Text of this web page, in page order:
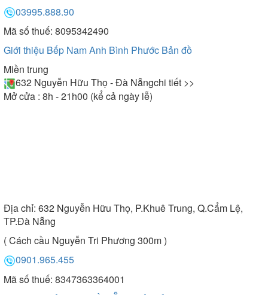
03995.888.90
Mã số thuế: 8095342490
Giới thiệu Bếp Nam Anh Bình Phước Bản đồ
Miền trung
632 Nguyễn Hữu Thọ - Đà Nẵngchi tiết >>
Mở cửa : 8h - 21h00 (kể cả ngày lễ)
Địa chỉ: 632 Nguyễn Hữu Thọ, P.Khuê Trung, Q.Cẩm Lệ,
TP.Đà Nẵng
( Cách cầu Nguyễn Tri Phương 300m )
0901.965.455
Mã số thuế: 8347363364001